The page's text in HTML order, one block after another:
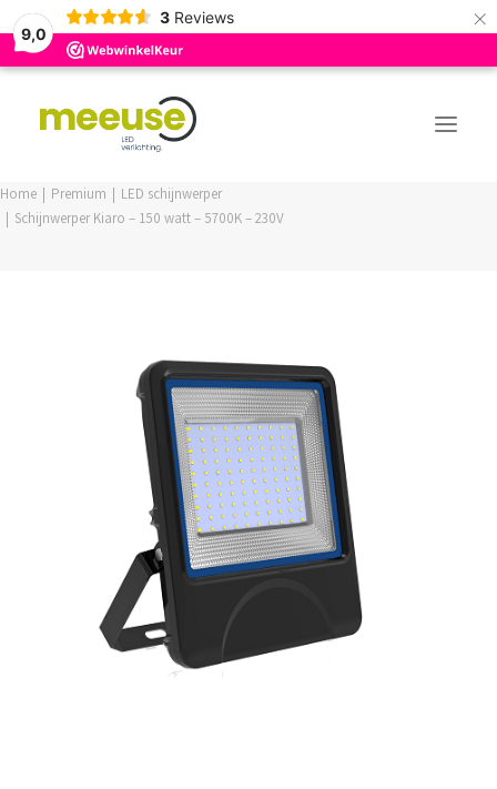
9,0
3 Reviews ×
LOGIN / REGISTER
WINKELWAGEN
Home Premium
LED schijnwerper
Schijnwerper Kiaro – 150 watt – 5700K – 230V